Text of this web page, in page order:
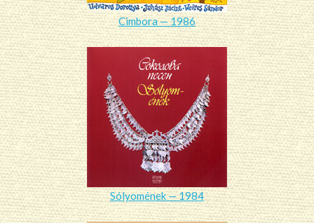
Cimbora — 1986
Sólyomének — 1984